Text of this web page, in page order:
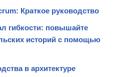
Краткое руководство
гибкости: повышайте
историй с помощью
в архитектуре